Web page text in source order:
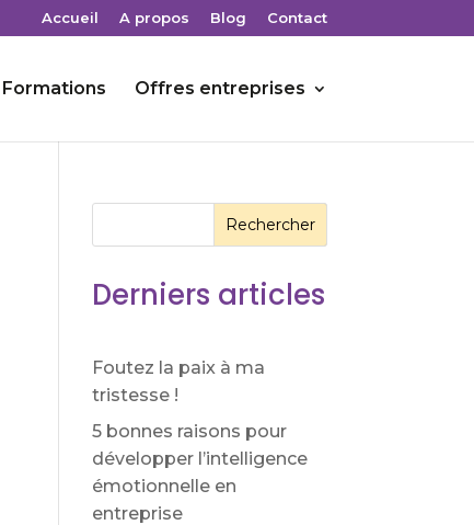
Accueil A propos Blog Contact
Formations Offres entreprises
Rechercher
Derniers articles
Foutez la paix à ma
tristesse !
5 bonnes raisons pour
développer l’intelligence
émotionnelle en
entreprise